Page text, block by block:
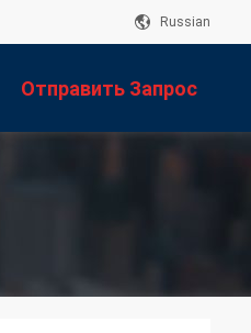
Russian
Отправить Запрос